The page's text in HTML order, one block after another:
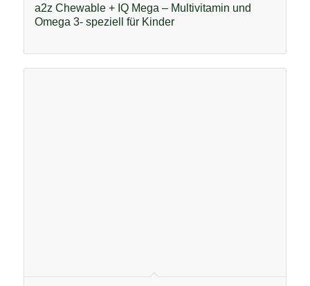
a2z Chewable + IQ Mega – Multivitamin und
Omega 3- speziell für Kinder